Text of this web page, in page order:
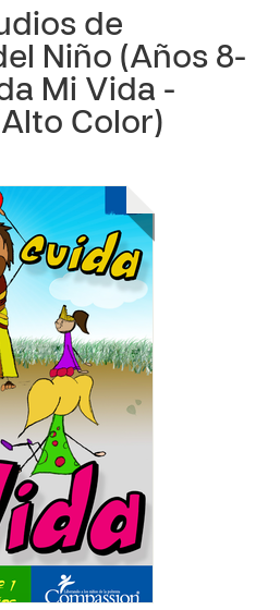
de
Niño (Años 8-
Mi Vida -
Color)